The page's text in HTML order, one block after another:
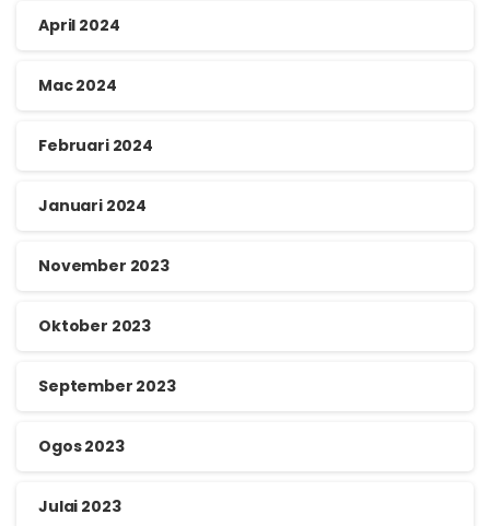
April 2024
Mac 2024
Februari 2024
Januari 2024
November 2023
Oktober 2023
September 2023
Ogos 2023
Julai 2023